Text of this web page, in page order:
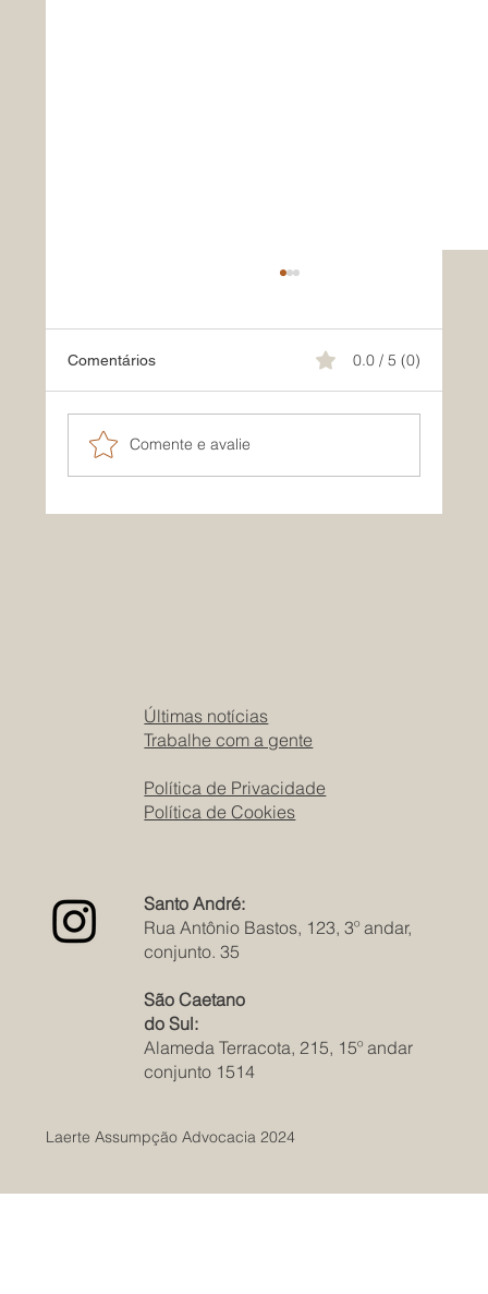
Comentários 0.0 / 5 (0)
Comente e avalie
Últimas notícias
Trabalhe com a gente
Política de Privacidade
Política de Cookies
Santo André:
Rua Antônio Bastos, 123, 3º andar,
conjunto. 35
São Caetano
do Sul:
Alameda Terracota, 215, 15º andar
conjunto 1514
Laerte Assumpção Advocacia 2024